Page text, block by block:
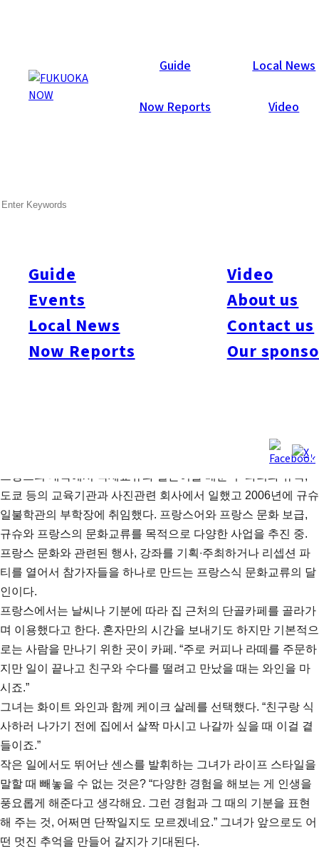
Guide Local News
Now Reports Video
Guide
Events
Local News
Now Reports
Video
About us
Contact us
Our
Now Reports
멋진 프랑스 여성과 만나기로 한 비 내리는 어느 날. 편안한 분위
기에서 오랜 이야기를 나누고 싶었기에 특별히 엘르 카페 가장
안쪽에 위치한 룸을 빌렸다. 6~8명 정도가 이용하기에 딱 좋은
프라이빗한 공간은 1시간 단위로 이용가능. 특별한 이와의 만남,
생일 파티, 회의 등 여러모로 사용할 수 있다.
고 막 후쿠오카로 돌아왔다고. 업무상 양국을 자주 오가는 그녀
는 여행을 좋아해 세계 각국을 시간 나는 대로 방문한다.
프랑스의 대학에서 국제교류와 일본어를 배운 후 파리와 뉴욕,
도쿄 등의 교육기관과 사진관련 회사에서 일했고 2006년에 규슈
일불학관의 부학장에 취임했다. 프랑스어와 프랑스 문화 보급,
규슈와 프랑스의 문화교류를 목적으로 다양한 사업을 추진 중.
프랑스 문화와 관련된 행사, 강좌를 기획∙주최하거나 리셉션 파
티를 열어서 참가자들을 하나로 만드는 프랑스식 문화교류의 달
인이다.
프랑스에서는 날씨나 기분에 따라 집 근처의 단골카페를 골라가
며 이용했다고 한다. 혼자만의 시간을 보내기도 하지만 기본적으
로는 사람을 만나기 위한 곳이 카페. “주로 커피나 라떼를 주문하
지만 일이 끝나고 친구와 수다를 떨려고 만났을 때는 와인을 마
시죠.”
그녀는 화이트 와인과 함께 케이크 살레를 선택했다. “친구랑 식
사하러 나가기 전에 집에서 살짝 마시고 나갈까 싶을 때 이걸 곁
들이죠.”
작은 일에서도 뛰어난 센스를 발휘하는 그녀가 라이프 스타일을
말할 때 빼놓을 수 없는 것은? “다양한 경험을 해보는 게 인생을
풍요롭게 해준다고 생각해요. 그런 경험과 그 때의 기분을 표현
해 주는 것, 어쩌면 단짝일지도 모르겠네요.” 그녀가 앞으로도 어
떤 멋진 추억을 만들어 갈지가 기대된다.